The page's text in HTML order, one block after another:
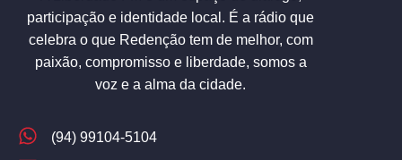
participação e identidade local. É a rádio que
celebra o que Redenção tem de melhor, com
paixão, compromisso e liberdade, somos a
voz e a alma da cidade.
(94) 99104-5104